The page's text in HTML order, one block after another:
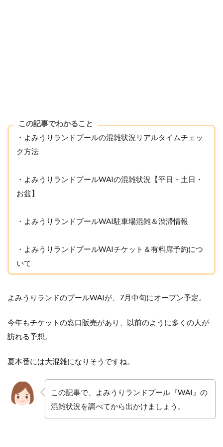
この記事でわかること
・よみうりランドプールの混雑状況リアルタイムチェッ
ク方法
・よみうりランドプールWAIの混雑状況【平日・土日・
お盆】
・よみうりランドプールWAI駐車場混雑＆渋滞情報
・よみうりランドプールWAIチケット＆有料席予約につ
いて
よみうりランドのプールWAIが、7月中旬にオープン予定。
今年もチケットの窓口販売があり、以前のように多くの人が
訪れる予想。
夏本番には大混雑になりそうですね。
この記事で、よみうりランドプール『WAI』の
混雑状況を調べてから出かけましょう。